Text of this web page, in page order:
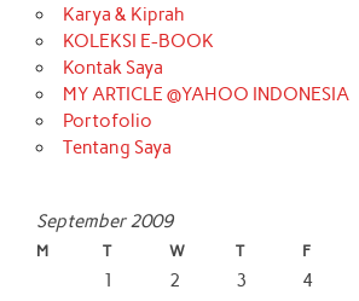
Karya & Kiprah
KOLEKSI E-BOOK
Kontak Saya
MY ARTICLE @YAHOO INDONESIA
Portofolio
Tentang Saya
September 2009
M T W T F
1 2 3 4